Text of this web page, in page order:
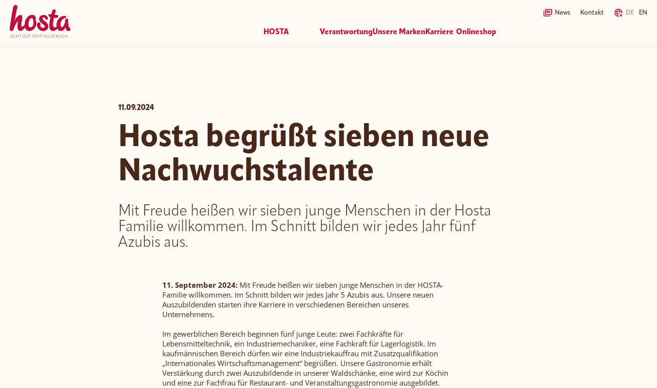
HOSTA VerantwortungUnsere Marken
Pic-Nic BREAK
Karriere Onlineshop
News Kontakt DE EN
11.09.2024
Hosta begrüßt sieben neue
Nachwuchstalente
Mit Freude heißen wir sieben junge Menschen in der Hosta
Familie willkommen. Im Schnitt bilden wir jedes Jahr fünf
Azubis aus.
11. September 2024:Mit Freude heißen wir sieben junge Menschen in der HOSTA-
Familie willkommen. Im Schnitt bilden wir jedes Jahr 5 Azubis aus. Unsere neuen
Auszubildenden starten ihre Karriere in verschiedenen Bereichen unseres
Unternehmens.
Im gewerblichen Bereich beginnen fünf junge Leute: zwei Fachkräfte für
Lebensmitteltechnik, ein Industriemechaniker, eine Fachkraft für Lagerlogistik. Im
kaufmännischen Bereich dürfen wir eine Industriekauffrau mit Zusatzqualifikation
„Internationales Wirtschaftsmanagement“ begrüßen. Unsere Gastronomie erhält
Verstärkung durch zwei Auszubildende in unserer Waldschänke, eine wird zur Köchin
und eine zur Fachfrau für Restaurant- und Veranstaltungsgastronomie ausgebildet.